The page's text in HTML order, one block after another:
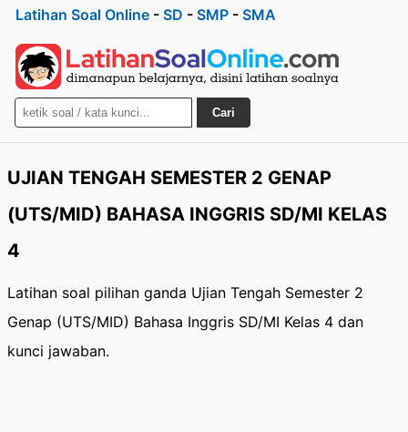
Latihan Soal Online - SD - SMP - SMA
Cari
UJIAN TENGAH SEMESTER 2 GENAP
(UTS/MID) BAHASA INGGRIS SD/MI KELAS
4
Latihan soal pilihan ganda Ujian Tengah Semester 2
Genap (UTS/MID) Bahasa Inggris SD/MI Kelas 4 dan
kunci jawaban.